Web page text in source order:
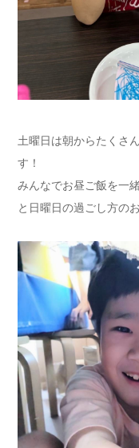
土曜日は朝からたくさ
す！
みんなでお昼ご飯を一
と日曜日の過ごし方の